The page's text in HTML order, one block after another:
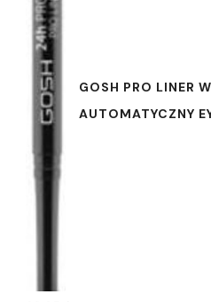
GOSH PRO LINER
AUTOMATYCZNY